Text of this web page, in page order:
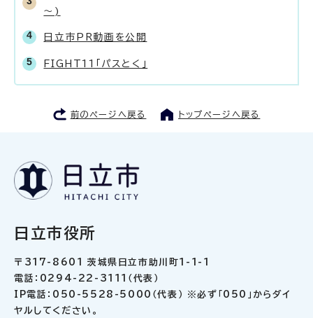
～)
日立市PR動画を公開
FIGHT11「パスとく」
前のページへ戻る トップページへ戻る
日立市役所
〒317-8601 茨城県日立市助川町1-1-1
電話：0294-22-3111（代表）
IP電話：050-5528-5000（代表） ※必ず「050」からダイ
ヤルしてください。